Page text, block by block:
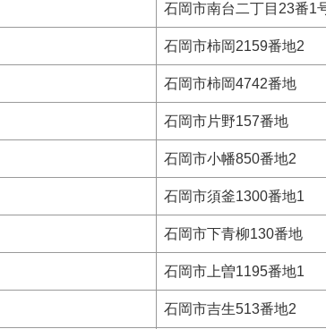
石岡市南台二丁目23番1
石岡市柿岡2159番地2
石岡市柿岡4742番地
石岡市片野157番地
石岡市小幡850番地2
石岡市須釜1300番地1
石岡市下青柳130番地
石岡市上曽1195番地1
石岡市吉生513番地2